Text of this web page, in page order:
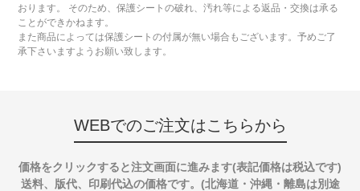
おります。 そのため、保護シートの破れ、汚れ等による返品・交換は承る
ことができかねます。
また商品によっては保護シートの付属が無い場合もございます。予めご了
承下さいますようお願い致します。
WEBでのご注文はこちらから
価格をクリックすると注文画面に進みます(表記価格は税込です)
送料、版代、印刷代込の価格です。(北海道・沖縄・離島は別途